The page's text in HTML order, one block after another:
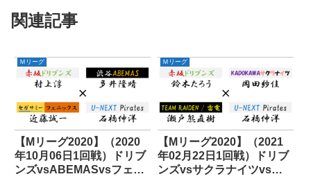
関連記事
Ｍリーグ
【Mリーグ2020】（2020
年10月06日1回戦）ドリブ
ンズvsABEMASvsフェニ
Ｍリーグ
【Mリーグ2020】（2021
年02月22日1回戦）ドリブ
ンズvsサクラナイツvs雷